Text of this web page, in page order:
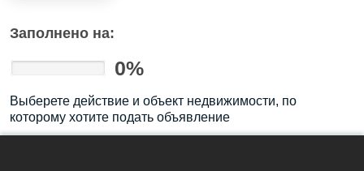
Заполнено на:
0%
Выберете действие и объект недвижимости, по
которому хотите подать объявление